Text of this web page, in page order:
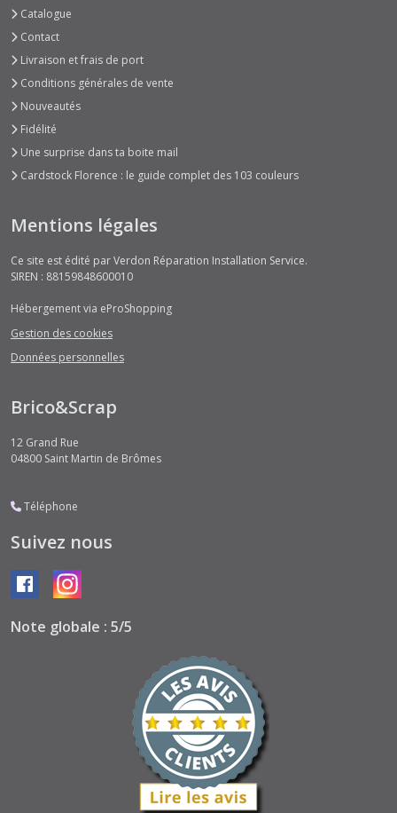
Catalogue
Contact
Livraison et frais de port
Conditions générales de vente
Nouveautés
Fidélité
Une surprise dans ta boite mail
Cardstock Florence : le guide complet des 103 couleurs
Mentions légales
Ce site est édité par Verdon Réparation Installation Service.
SIREN : 88159848600010
Hébergement via eProShopping
Gestion des cookies
Données personnelles
Brico&Scrap
12 Grand Rue
04800 Saint Martin de Brômes
Téléphone
Suivez nous
Note globale : 5/5